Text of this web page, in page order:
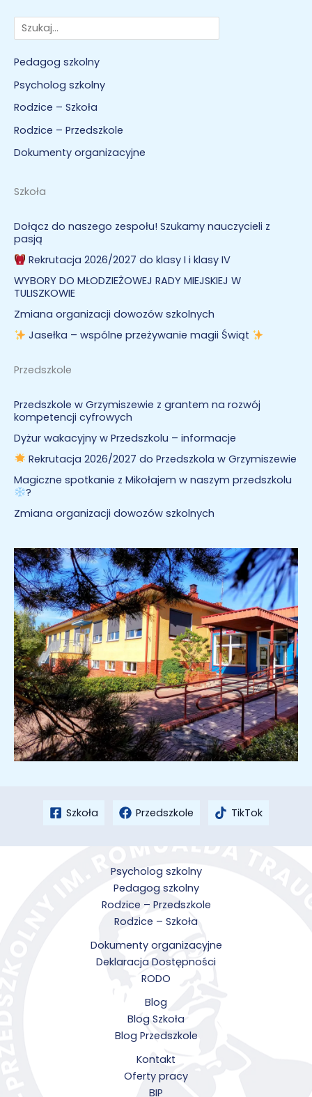
Szukaj
Pedagog szkolny
Psycholog szkolny
Rodzice – Szkoła
Rodzice – Przedszkole
Dokumenty organizacyjne
Szkoła
Dołącz do naszego zespołu! Szukamy nauczycieli z
pasją
Rekrutacja 2026/2027 do klasy I i klasy IV
WYBORY DO MŁODZIEŻOWEJ RADY MIEJSKIEJ W
TULISZKOWIE
Zmiana organizacji dowozów szkolnych
Jasełka – wspólne przeżywanie magii Świąt
Przedszkole
Przedszkole w Grzymiszewie z grantem na rozwój
kompetencji cyfrowych
Dyżur wakacyjny w Przedszkolu – informacje
Rekrutacja 2026/2027 do Przedszkola w Grzymiszewie
Magiczne spotkanie z Mikołajem w naszym przedszkolu
?
Zmiana organizacji dowozów szkolnych
Szkoła Przedszkole TikTok
Psycholog szkolny
Pedagog szkolny
Rodzice – Przedszkole
Rodzice – Szkoła
Dokumenty organizacyjne
Deklaracja Dostępności
RODO
Blog
Blog Szkoła
Blog Przedszkole
Kontakt
Oferty pracy
BIP